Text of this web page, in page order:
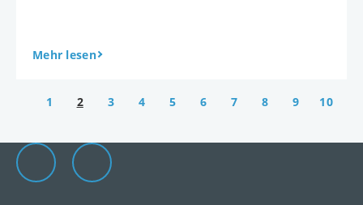
Mehr lesen
1 2 3 4 5 6 7 8 9 10
Die Elevion Gruppe auf LinkedIn
Zur Elevion Gruppe Kontaktseite